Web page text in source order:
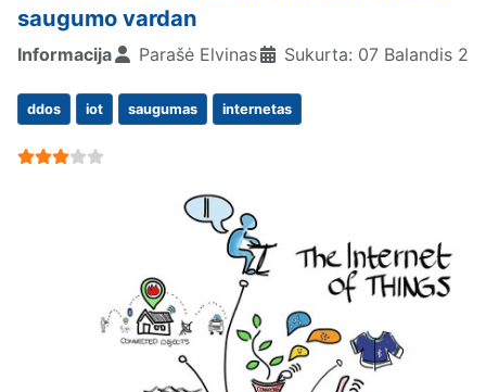
saugumo vardan
Informacija Parašė Elvinas Sukurta: 07 Balandis
ddos iot saugumas internetas
User Rating: